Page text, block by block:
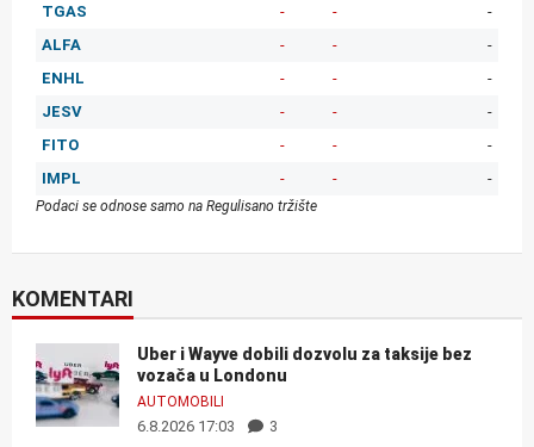
TGAS
- -
-
ALFA
- -
-
ENHL
- -
-
JESV
- -
-
FITO
- -
-
IMPL
- - -
Podaci se odnose samo na Regulisano tržište
KOMENTARI
Uber i Wayve dobili dozvolu za taksije bez
vozača u Londonu
AUTOMOBILI
6.8.2026 17:03 3